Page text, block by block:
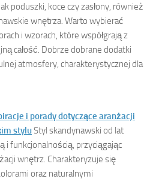
poduszki, koce czy zasłony, również
wnętrza. Warto wybierać
i wzorach, które współgrają z
całość. Dobrze dobrane dodatki
atmosfery, charakterystycznej dla
i porady dotyczące aranżacji
styluStyl skandynawski od lat
i funkcjonalnością, przyciągając
wnętrz. Charakteryzuje się
oraz naturalnymi